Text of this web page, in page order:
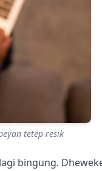
tetep resik
bingung.